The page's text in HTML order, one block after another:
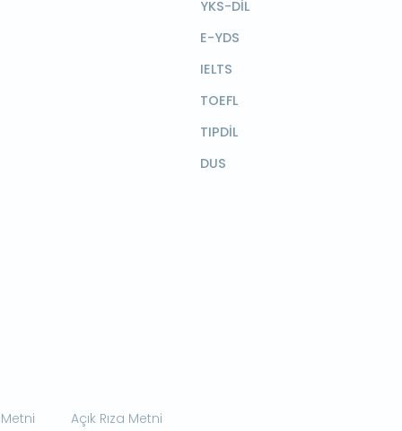
YKS-DİL
E-YDS
IELTS
TOEFL
TIPDİL
DUS
Açık Rıza Metni